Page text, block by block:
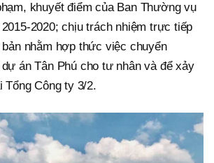
khuyết điểm của Ban Thường vụ
2020; chịu trách nhiệm trực tiếp
nhằm hợp thức việc chuyển
án Tân Phú cho tư nhân và để xảy
Tổng Công ty 3/2.